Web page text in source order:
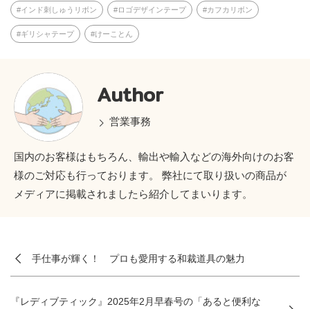
インド刺しゅうリボン ロゴデザインテープ カフカリボン
ギリシャテープ けーことん
Author
営業事務
国内のお客様はもちろん、輸出や輸入などの海外向けのお客
様のご対応も行っております。 弊社にて取り扱いの商品が
メディアに掲載されましたら紹介してまいります。
手仕事が輝く！ プロも愛用する和裁道具の魅力
『レディブティック』2025年2月早春号の「あると便利な